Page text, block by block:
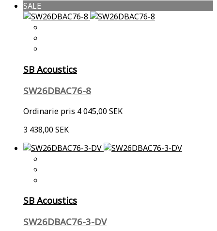
SALE
SB Acoustics
SW26DBAC76-8
Ordinarie pris 4 045,00 SEK
3 438,00 SEK
SB Acoustics
SW26DBAC76-3-DV